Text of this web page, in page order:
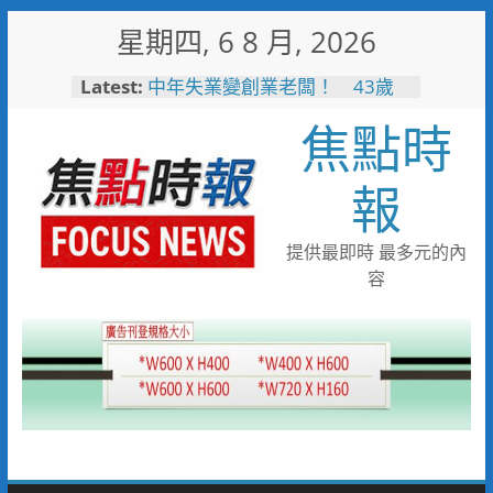
星期四, 6 8 月, 2026
Latest: 中年失業變創業老闆！ 43歲
失智婦癱坐路邊 新南巡警一眼
認出速通知家屬
見女網友需先匯錢 北門警戳破
詐騙陷阱保住40萬
工作過勞眼前發黑 北門巡警眼
尖急扶女子化解危機
逛賣場熱中暑昏厥 南門警與消
焦點時
報
提供最即時 最多元的內
容